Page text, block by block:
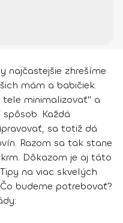
najčastejšie zhrešíme
mám a babičiek.
minimalizovať" a
Každá
sa totiž dá
Razom sa tak stane
Dôkazom je aj táto
na viac skvelých
Čo budeme potrebovať?